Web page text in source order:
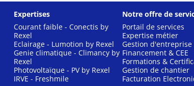
Expertises
Courant faible - Conectis by
Rexel
Eclairage - Lumotion by Rexel
Genie climatique - Climancy by
Rexel
Photovoltaïque - PV by Rexel
IRVE - Freshmile
Notre offre de
Portail de services
Expertise métier
Gestion d'entreprise
Financement & CEE
Formations &
Gestion de chantier
Facturation